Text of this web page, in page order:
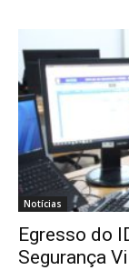
Notícias
Egresso do
Segurança